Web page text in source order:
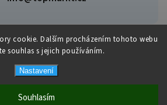
cookie. Dalším procházením tohoto webu
souhlas s jejich používáním.
Nastavení
Souhlasím
Topmarkt.cz. Všechna práva vyhrazena.
VytvořilShoptet| Design